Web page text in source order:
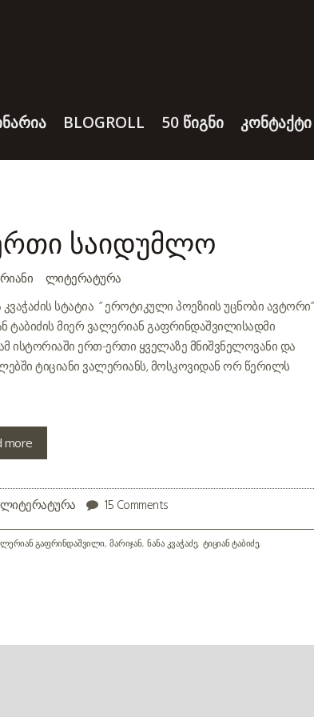
BLOGROLL 50 ᲬᲘᲒᲜᲘ ᲙᲝᲜᲢᲐᲥᲢᲘ
საიდუმლო
ᲚᲘᲢᲔᲠᲐᲢᲣᲠᲐ
სტატია ” ეროტიკული პოეზიის უცნობი ავტორი”
ტაბიძის მიერ ვალერიან გაფრინდაშვილისადმი
ერთ-ერთი ყველაზე მნიშვნელოვანი და
ტიციანი ვალერიანს, მოსკოვიდან ორ წერილს
more
ლიტერატურა 15 Comments
გაფრინდაშვილი მარიჯან ნანა კვაჭაძე ტიციან ტაბიძე